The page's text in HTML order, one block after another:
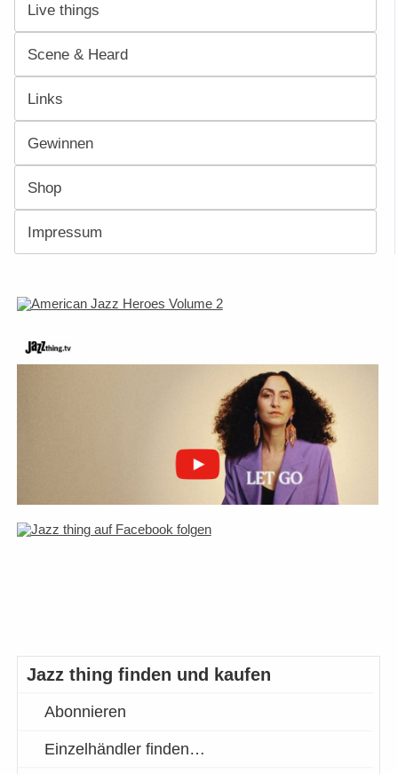
Live things
Scene & Heard
Links
Gewinnen
Shop
Impressum
Jazz thing finden und kaufen
Abonnieren
Einzelhändler finden…